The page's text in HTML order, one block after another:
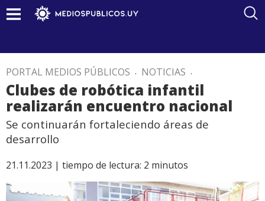
PORTAL MEDIOS PÚBLICOS . NOTICIAS .
Clubes de robótica infantil
realizarán encuentro nacional
Se continuarán fortaleciendo áreas de
desarrollo
21.11.2023 | tiempo de lectura: 2 minutos